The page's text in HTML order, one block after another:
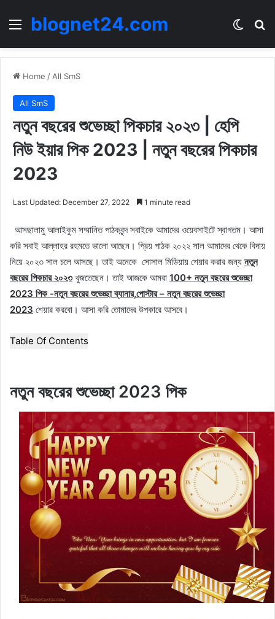
Menublognet24.com
Home / All SmS
All SmS
নতুন বছরের শুভেচ্ছা পিকচার ২০২৩ | হেপি
নিউ ইয়ার পিক 2023 | নতুন বছরের পিকচার
2023
Last Updated: December 27, 2022 1 minute read
আসছালামু আলাইকুম সম্মানিত পাঠকবৃন্দ সবাইকে আমাদের ওয়েবসাইটে স্বাগতম। আসা
করি সবাই আল্লাহর রহমতে ভালো আছেন। প্রিয় পাঠক ২০২২ সাল আমাদের থেকে বিদায়
নিয়ে ২০২৩ সাল চলে আসছে। তাই অনেকে সোসাল মিডিয়ায় শেয়ার করার জন্য নতুন
বছরের পিকচার ২০২৩ খুজতেছেন। তাই আজকে আমরা 100+ নতুন বছরের শুভেচ্ছা
2023 পিক -নতুন বছরের শুভেচ্ছা ব্যানার,পোস্টার – নতুন বছরের শুভেচ্ছা
2023 শেয়ার করবো। আসা করি তোমাদের উপকারে আসবে।
Table Of Contents
নতুন বছরের শুভেচ্ছা 2023 পিক